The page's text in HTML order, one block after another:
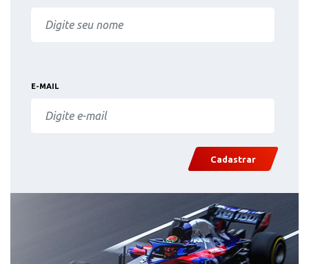
E-MAIL
Cadastrar